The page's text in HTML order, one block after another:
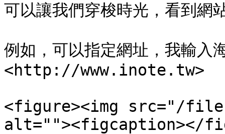
可以讓我們穿梭時光，看到網
例如，可以指定網址，我輸入
<http://www.inote.tw>
<figure><img src="/
alt=""><figcaption></